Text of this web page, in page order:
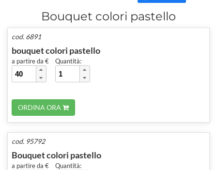
Bouquet colori pastello
cod. 6891
bouquet colori pastello
a partire da € Quantità:
ORDINA ORA
cod. 95792
Bouquet colori pastello
a partire da € Quantità: